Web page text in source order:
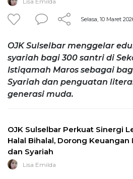
Selasa, 10 Maret
OJK Sulselbar menggelar
syariah bagi 300 santri di
Istiqamah Maros sebagai
Syariah dan penguatan
generasi muda.
OJK Sulselbar Perkuat Sinergi
Halal Bihalal, Dorong Keuangan
dan Syariah
Lisa Emilda